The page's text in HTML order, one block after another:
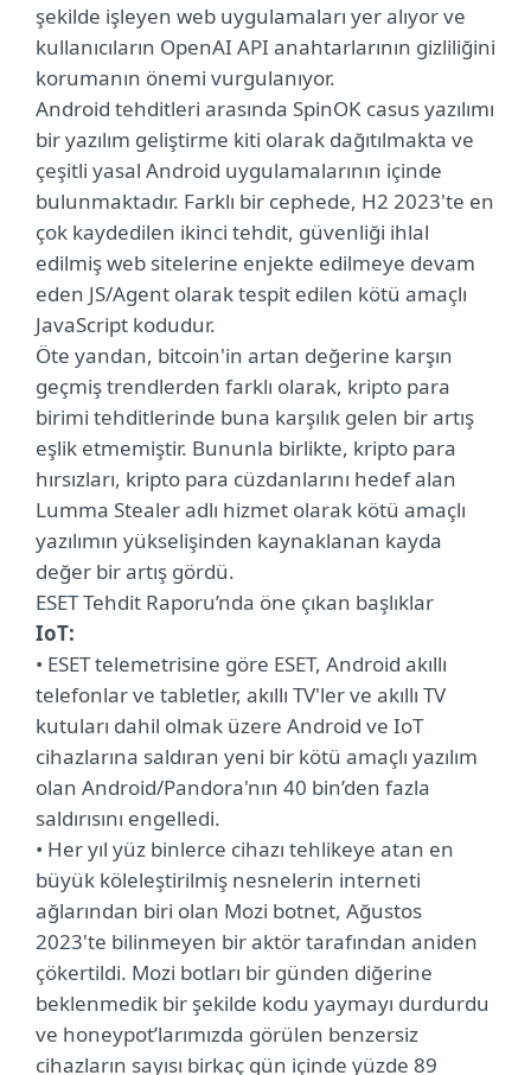
şekilde işleyen web uygulamaları yer alıyor ve
kullanıcıların OpenAI API anahtarlarının gizliliğini
korumanın önemi vurgulanıyor.
Android tehditleri arasında SpinOK casus yazılımı
bir yazılım geliştirme kiti olarak dağıtılmakta ve
çeşitli yasal Android uygulamalarının içinde
bulunmaktadır. Farklı bir cephede, H2 2023'te en
çok kaydedilen ikinci tehdit, güvenliği ihlal
edilmiş web sitelerine enjekte edilmeye devam
eden JS/Agent olarak tespit edilen kötü amaçlı
JavaScript kodudur.
Öte yandan, bitcoin'in artan değerine karşın
geçmiş trendlerden farklı olarak, kripto para
birimi tehditlerinde buna karşılık gelen bir artış
eşlik etmemiştir. Bununla birlikte, kripto para
hırsızları, kripto para cüzdanlarını hedef alan
Lumma Stealer adlı hizmet olarak kötü amaçlı
yazılımın yükselişinden kaynaklanan kayda
değer bir artış gördü.
ESET Tehdit Raporu’nda öne çıkan başlıklar
IoT:
• ESET telemetrisine göre ESET, Android akıllı
telefonlar ve tabletler, akıllı TV'ler ve akıllı TV
kutuları dahil olmak üzere Android ve IoT
cihazlarına saldıran yeni bir kötü amaçlı yazılım
olan Android/Pandora'nın 40 bin’den fazla
saldırısını engelledi.
• Her yıl yüz binlerce cihazı tehlikeye atan en
büyük köleleştirilmiş nesnelerin interneti
ağlarından biri olan Mozi botnet, Ağustos
2023'te bilinmeyen bir aktör tarafından aniden
çökertildi. Mozi botları bir günden diğerine
beklenmedik bir şekilde kodu yaymayı durdurdu
ve honeypot’larımızda görülen benzersiz
cihazların sayısı birkaç gün içinde yüzde 89